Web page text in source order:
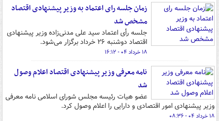
زمان جلسه رای اعتماد به وزیر پیشنهادی اقتصاد
مشخص شد
جلسه رأی اعتماد سید علی مدنی‌زاده وزیر پیشنهادی
اقتصاد دوشنبه ۲۶ خرداد برگزار می‌شود.
۱۸ خرداد ۰۴ - ۱۶:۱۲
نامه معرفی وزیر پیشنهادی اقتصاد اعلام وصول
شد
عضو هیات رئیسه مجلس شورای اسلامی نامه معرفی
وزیر پیشنهادی امور اقتصادی و دارایی را اعلام وصول کرد.
۱۸ خرداد ۰۴ - ۰۸:۳۶